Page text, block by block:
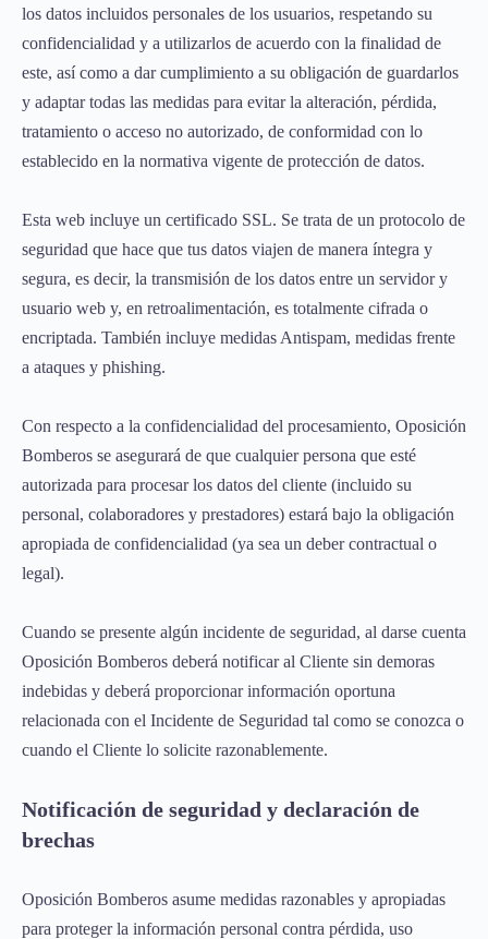
los datos incluidos personales de los usuarios, respetando su
confidencialidad y a utilizarlos de acuerdo con la finalidad de
este, así como a dar cumplimiento a su obligación de guardarlos
y adaptar todas las medidas para evitar la alteración, pérdida,
tratamiento o acceso no autorizado, de conformidad con lo
establecido en la normativa vigente de protección de datos.
Esta web incluye un certificado SSL. Se trata de un protocolo de
seguridad que hace que tus datos viajen de manera íntegra y
segura, es decir, la transmisión de los datos entre un servidor y
usuario web y, en retroalimentación, es totalmente cifrada o
encriptada. También incluye medidas Antispam, medidas frente
a ataques y phishing.
Con respecto a la confidencialidad del procesamiento, Oposición
Bomberos se asegurará de que cualquier persona que esté
autorizada para procesar los datos del cliente (incluido su
personal, colaboradores y prestadores) estará bajo la obligación
apropiada de confidencialidad (ya sea un deber contractual o
legal).
Cuando se presente algún incidente de seguridad, al darse cuenta
Oposición Bomberos deberá notificar al Cliente sin demoras
indebidas y deberá proporcionar información oportuna
relacionada con el Incidente de Seguridad tal como se conozca o
cuando el Cliente lo solicite razonablemente.
Notificación de seguridad y declaración de
brechas
Oposición Bomberos asume medidas razonables y apropiadas
para proteger la información personal contra pérdida, uso